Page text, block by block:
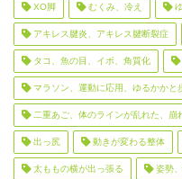
XO脚 むくみ、冷え
アキレス腱炎、アキレス腱断裂症
タコ、魚の目、イボ、角質化
マラソン、運動に応用、ゆるかかと
二重あご、体のラインが乱れた、崩
出っ尻 動きが変わる整体
太ももの横が出っ張る 姿勢